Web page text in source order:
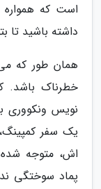
است که
داشته باشید تا
همان طور که
نویس ونکووری
یک سفر
اش، متوجه
پماد سوختگی